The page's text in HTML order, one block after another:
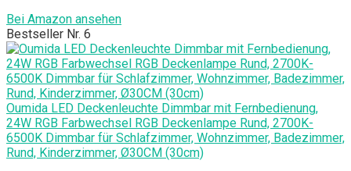
Bei Amazon ansehen
Bestseller Nr. 6
Oumida LED Deckenleuchte Dimmbar mit Fernbedienung,
24W RGB Farbwechsel RGB Deckenlampe Rund, 2700K-
6500K Dimmbar für Schlafzimmer, Wohnzimmer, Badezimmer,
Rund, Kinderzimmer, Ø30CM (30cm)